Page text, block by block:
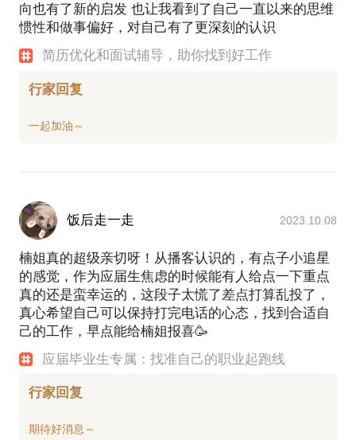
向也有了新的启发 也让我看到了自己一直以来的思维
惯性和做事偏好，对自己有了更深刻的认识
简历优化和面试辅导，助你找到好工作
行家回复
饭后走一走 2023.10.08
楠姐真的超级亲切呀！从播客认识的，有点子小追星
的感觉，作为应届生焦虑的时候能有人给点一下重点
真的还是蛮幸运的，这段子太慌了差点打算乱投了，
真心希望自己可以保持打完电话的心态，找到合适自
己的工作，早点能给楠姐报喜🥳
应届毕业生专属：找准自己的职业起跑线
行家回复